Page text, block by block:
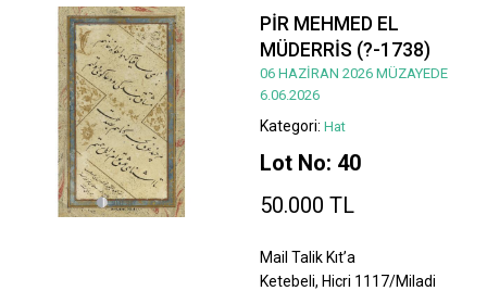
PİR MEHMED EL
MÜDERRİS (?-1738)
06 HAZİRAN 2026 MÜZAYEDE
6.06.2026
Kategori: Hat
Lot No: 40
50.000 TL
Mail Talik Kıt’a
Ketebeli, Hicri 1117/Miladi